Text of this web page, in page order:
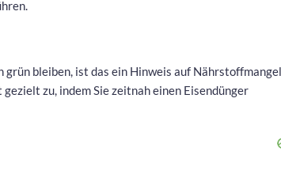
grün bleiben, ist das ein Hinweis auf
zu, indem Sie zeitnah einen Eisendünger